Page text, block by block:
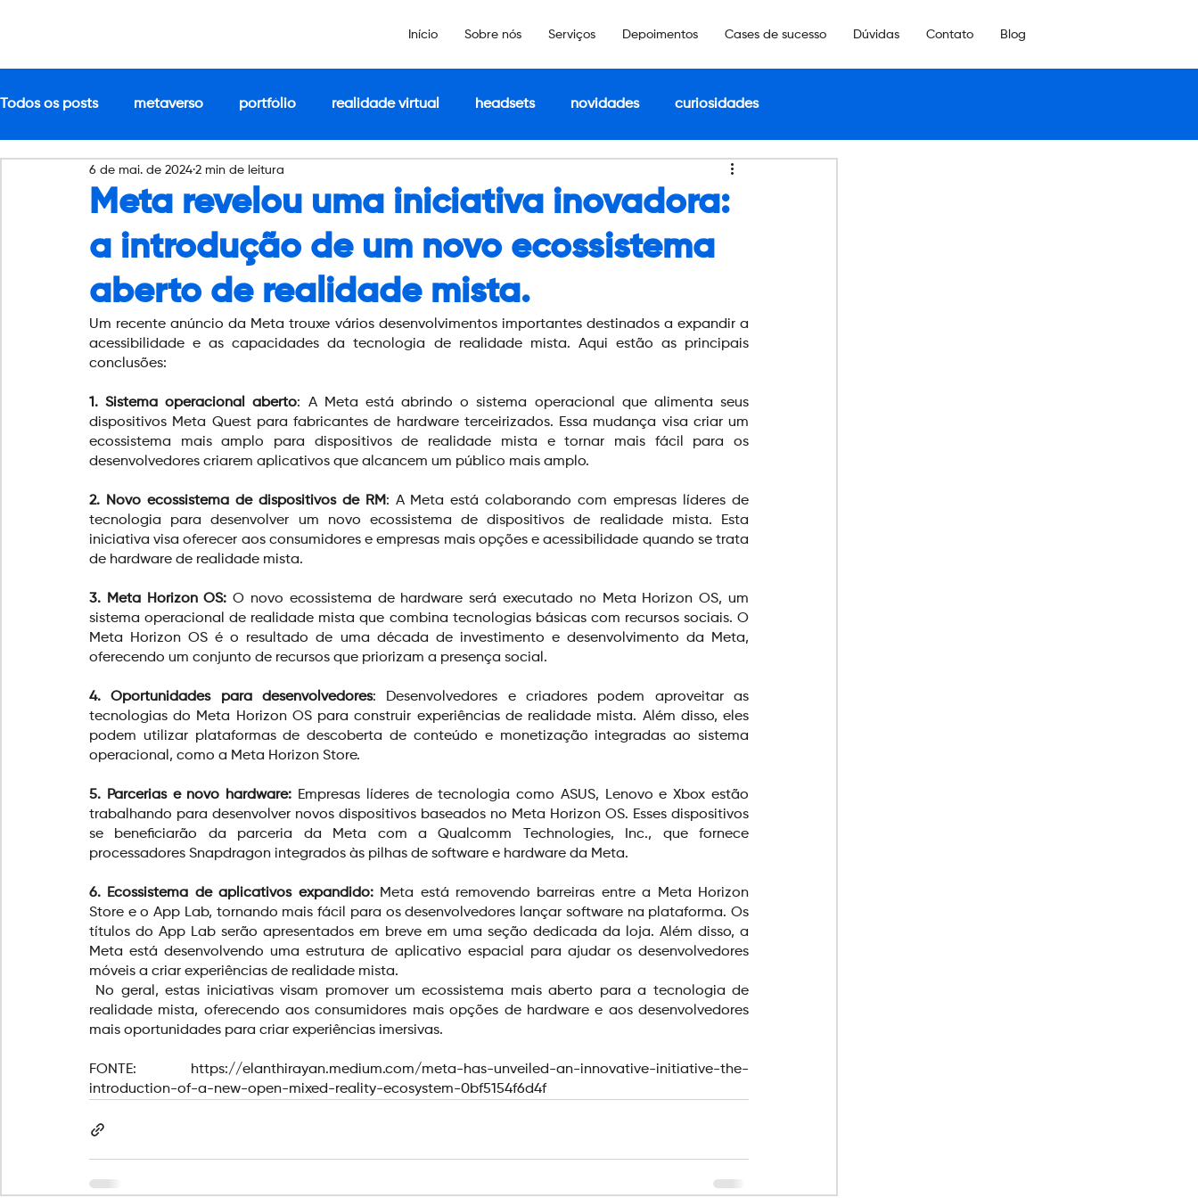
Início Sobre nós Serviços Depoimentos Cases de sucesso Dúvidas Contato Blog
Todos os posts metaverso portfólio realidade virtual headsets novidades curiosidades
Meta revelou uma iniciativa inovadora:
a introdução de um novo ecossistema
aberto de realidade mista.
6 de mai. de 2024 2 min de leitura
Um recente anúncio da Meta trouxe vários desenvolvimentos importantes destinados a expandir a
acessibilidade e as capacidades da tecnologia de realidade mista. Aqui estão as principais
conclusões:
1. Sistema operacional aberto: A Meta está abrindo o sistema operacional que alimenta seus
dispositivos Meta Quest para fabricantes de hardware terceirizados. Essa mudança visa criar um
ecossistema mais amplo para dispositivos de realidade mista e tornar mais fácil para os
desenvolvedores criarem aplicativos que alcancem um público mais amplo.
2. Novo ecossistema de dispositivos de RM: A Meta está colaborando com empresas líderes de
tecnologia para desenvolver um novo ecossistema de dispositivos de realidade mista. Esta
iniciativa visa oferecer aos consumidores e empresas mais opções e acessibilidade quando se trata
de hardware de realidade mista.
3. Meta Horizon OS: O novo ecossistema de hardware será executado no Meta Horizon OS, um
sistema operacional de realidade mista que combina tecnologias básicas com recursos sociais. O
Meta Horizon OS é o resultado de uma década de investimento e desenvolvimento da Meta,
oferecendo um conjunto de recursos que priorizam a presença social.
4. Oportunidades para desenvolvedores: Desenvolvedores e criadores podem aproveitar as
tecnologias do Meta Horizon OS para construir experiências de realidade mista. Além disso, eles
podem utilizar plataformas de descoberta de conteúdo e monetização integradas ao sistema
operacional, como a Meta Horizon Store.
5. Parcerias e novo hardware: Empresas líderes de tecnologia como ASUS, Lenovo e Xbox estão
trabalhando para desenvolver novos dispositivos baseados no Meta Horizon OS. Esses dispositivos
se beneficiarão da parceria da Meta com a Qualcomm Technologies, Inc., que fornece
processadores Snapdragon integrados às pilhas de software e hardware da Meta.
6. Ecossistema de aplicativos expandido: Meta está removendo barreiras entre a Meta Horizon
Store e o App Lab, tornando mais fácil para os desenvolvedores lançar software na plataforma. Os
títulos do App Lab serão apresentados em breve em uma seção dedicada da loja. Além disso, a
Meta está desenvolvendo uma estrutura de aplicativo espacial para ajudar os desenvolvedores
móveis a criar experiências de realidade mista.
No geral, estas iniciativas visam promover um ecossistema mais aberto para a tecnologia de
realidade mista, oferecendo aos consumidores mais opções de hardware e aos desenvolvedores
mais oportunidades para criar experiências imersivas.
FONTE:
https://elanthirayan.medium.com/meta-has-unveiled-an-innovative-initiative-the-
introduction-of-a-new-open-mixed-reality-ecosystem-0bf5154f6d4f